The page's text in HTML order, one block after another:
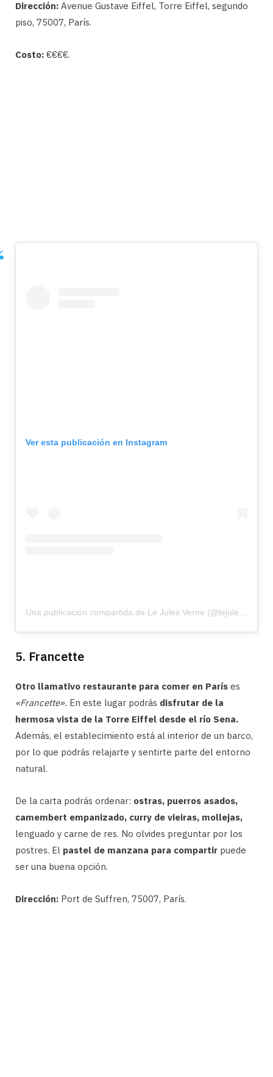
Dirección: Avenue Gustave Eiffel, Torre Eiffel, segundo
piso, 75007, París.
Costo: €€€€.
Ver esta publicación en Instagram
Una publicación compartida de Le Jules Verne (@lejulesverneparis)
5. Francette
Otro llamativo restaurante para comer en París es
«Francette». En este lugar podrás disfrutar de la
hermosa vista de la Torre Eiffel desde el río Sena.
Además, el establecimiento está al interior de un barco,
por lo que podrás relajarte y sentirte parte del entorno
natural.
De la carta podrás ordenar: ostras, puerros asados,
camembert empanizado, curry de vieiras, mollejas,
lenguado y carne de res. No olvides preguntar por los
postres. El pastel de manzana para compartir puede
ser una buena opción.
Dirección: Port de Suffren, 75007, París.